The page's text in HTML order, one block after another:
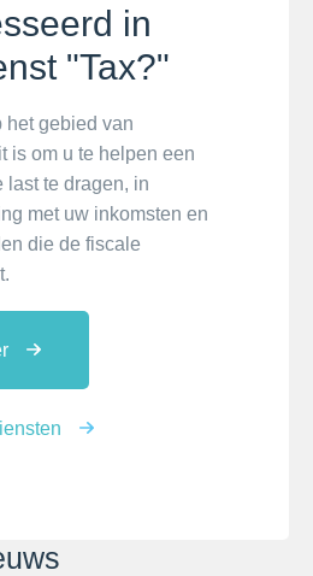
in
"Tax?"
het gebied van
is om u te helpen een
last te dragen, in
met uw inkomsten en
die de fiscale